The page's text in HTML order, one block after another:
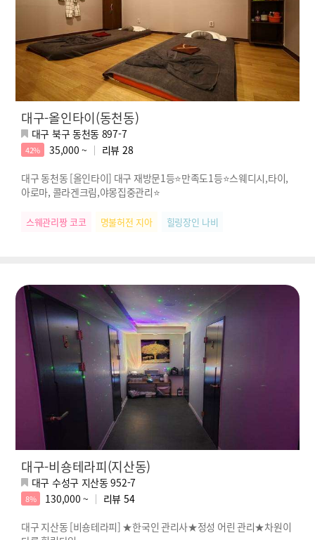
대구-올인타이(동천동)
대구 북구 동천동 897-7
42% 35,000 ~ 리뷰 28
대구 동천동 [올인타이] 대구 재방문1등⭐만족도1등⭐스웨디시,타이,
아로마, 콜라겐크림,야몽집중관리⭐
스웨관리짱 코코 명불허전 지아 힐링장인 나비
대구-비숑테라피(지산동)
대구 수성구 지산동 952-7
8% 130,000 ~ 리뷰 54
대구 지산동 [비숑테라피] ★한국인 관리사★정성 어린 관리★차원이